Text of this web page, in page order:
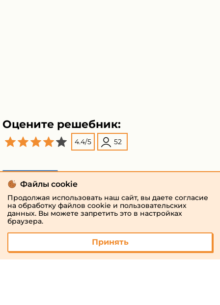
Оцените решебник:
4.4/5 52
Файлы cookie
Продолжая использовать наш сайт, вы даете согласие
на обработку файлов cookie и пользовательских
данных. Вы можете запретить это в настройках
браузера.
Принять